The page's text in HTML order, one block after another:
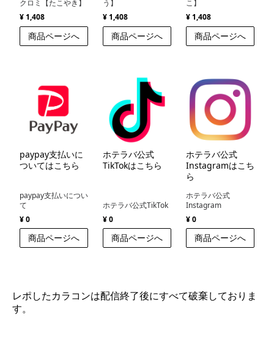
クロミ【たこやき】
¥ 1,408
商品ページへ
う】
¥ 1,408
商品ページへ
こ】
¥ 1,408
商品ページへ
paypay支払いに
ついてはこちら
paypay支払いについ
て
¥ 0
商品ページへ
ホテラバ公式
TikTokはこちら
ホテラバ公式TikTok
¥ 0
商品ページへ
ホテラバ公式
Instagramはこち
ら
ホテラバ公式
Instagram
¥ 0
商品ページへ
レポしたカラコンは配信終了後にすべて破棄しておりま
す。